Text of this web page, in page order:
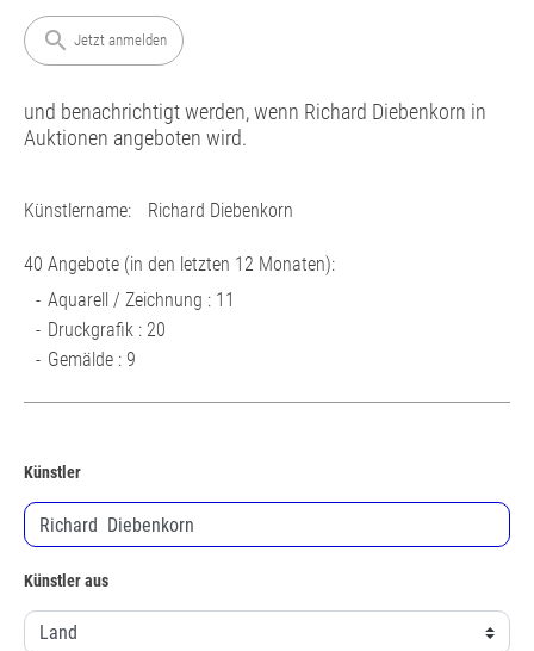
search Jetzt anmelden
und benachrichtigt werden, wenn Richard Diebenkorn in
Auktionen angeboten wird.
Künstlername: Richard Diebenkorn
40 Angebote (in den letzten 12 Monaten):
Aquarell / Zeichnung : 11
Druckgrafik : 20
Gemälde : 9
Künstler
Künstler aus